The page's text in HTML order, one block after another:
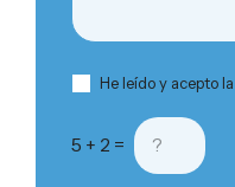
He leído y acepto la
5 + 2 =